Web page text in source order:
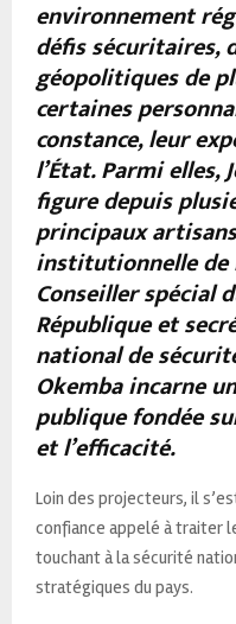
environnement
défis sécuritaires,
géopolitiques de
certaines
constance, leur
l’État. Parmi elles,
figure depuis
principaux
institutionnelle de
Conseiller spécial
République et
national de
Okemba incarne
publique fondée
et l’efficacité.
Loin des projecteurs, il
confiance appelé à traiter
touchant à la sécurité
stratégiques du pays.